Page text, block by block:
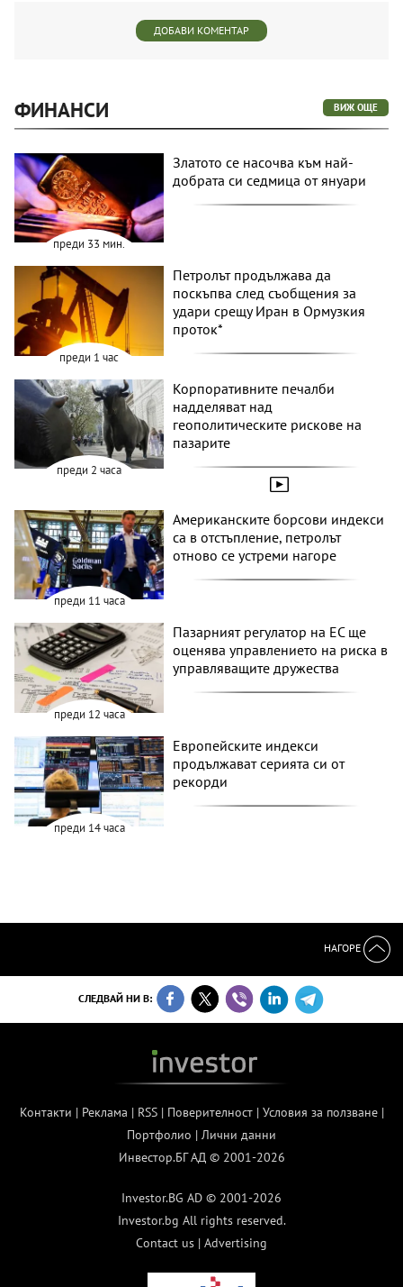
ДОБАВИ КОМЕНТАР
ФИНАНСИ ВИЖ ОЩЕ
преди 33 мин.
Златото се насочва към най-
добрата си седмица от януари
преди 1 час
Петролът продължава да
поскъпва след съобщения за
удари срещу Иран в Ормузкия
проток*
преди 2 часа
Корпоративните печалби
надделяват над
геополитическите рискове на
пазарите
преди 11 часа
Американските борсови индекси
са в отстъпление, петролът
отново се устреми нагоре
преди 12 часа
Пазарният регулатор на ЕС ще
оценява управлението на риска в
управляващите дружества
преди 14 часа
Европейските индекси
продължават серията си от
рекорди
НАГОРЕ
СЛЕДВАЙ НИ В:
Контакти | Реклама | RSS| Поверителност| Условия за ползване|
Портфолио | Лични данни
Инвестор.БГ АД © 2001-2026
Investor.BG AD © 2001-2026
Investor.bg All rights reserved.
Contact us | Advertising